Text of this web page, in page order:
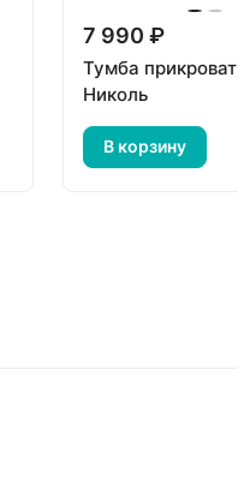
7 990 ₽
Тумба
Николь
В корзину